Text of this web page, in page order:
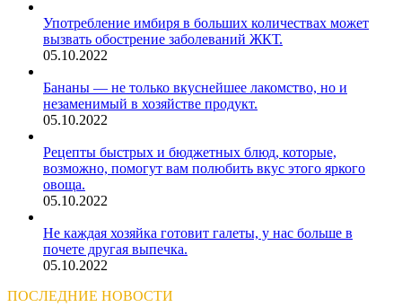
Употребление имбиря в больших количествах может
вызвать обострение заболеваний ЖКТ.
05.10.2022
Бананы — не только вкуснейшее лакомство, но и
незаменимый в хозяйстве продукт.
05.10.2022
Рецепты быстрых и бюджетных блюд, которые,
возможно, помогут вам полюбить вкус этого яркого
овоща.
05.10.2022
Не каждая хозяйка готовит галеты, у нас больше в
почете другая выпечка.
05.10.2022
ПОСЛЕДНИЕ НОВОСТИ